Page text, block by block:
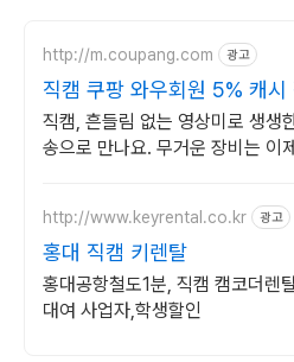
http://m.coupang.com 광고
직캠 쿠팡 와우회원 5% 캐시
직캠, 흔들림 없는 영상미로 생생
송으로 만나요. 무거운 장비는 이
http://www.keyrental.co.kr 광고
홍대 직캠 키렌탈
홍대공항철도1분, 직캠 캠코더렌
대여 사업자,학생할인